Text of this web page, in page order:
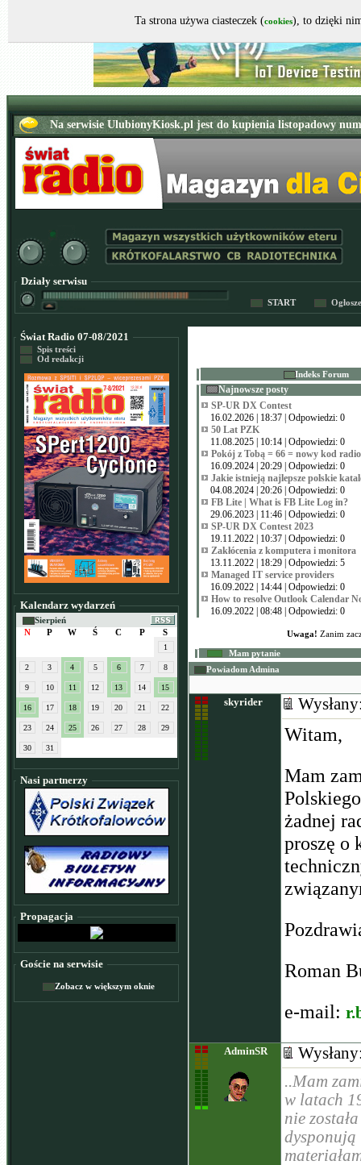
Działy serwisu
START
Świat Radio 07-08/2021
Spis treści
Od redakcji
Kalendarz wydarzeń
Sierpień
N
P W Ś C P S
1
2 3 4 5 6 7 8
9 10 11 12 13 14 15
16 17 18 19 20 21 22
23 24 25 26 27 28 29
30 31
Nasi partnerzy
Propagacja
Goście na serwisie
Zobacz w większym oknie
Indeks Forum
Najnowsze posty
SP-UR DX Contest
16.02.2026 | 18:37 | Odpowiedzi: 0
50 Lat PZK
11.08.2025 | 10:14 | Odpowiedzi: 0
Pokój z Tobą = 66 = nowy kod
16.09.2024 | 20:29 | Odpowiedzi: 0
Jakie istnieją najlepsze polskie
04.08.2024 | 20:26 | Odpowiedzi: 0
FB Lite | What is FB Lite Log in?
29.06.2023 | 11:46 | Odpowiedzi: 0
SP-UR DX Contest 2023
19.11.2022 | 10:37 | Odpowiedzi: 0
Zakłócenia z komputera i monitora
13.11.2022 | 18:29 | Odpowiedzi: 5
Managed IT service providers
16.09.2022 | 14:44 | Odpowiedzi: 0
How to resolve Outlook Calendar
16.09.2022 | 08:48 | Odpowiedzi: 0
Uwaga! Zanim
Mam pytanie
Powiadom Admina
skyrider
Witam,
Mam
żadnej
proszę o
Roman
e-mail:
AdminSR
..Mam
w latach
nie
dysponują
Ta strona używa ciasteczek (cookies), to dzięki